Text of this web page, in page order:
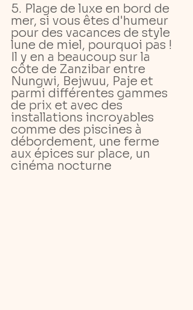
5. Plage de luxe en bord de
mer, si vous êtes d'humeur
pour des vacances de style
lune de miel, pourquoi pas !
Il y en a beaucoup sur la
côte de Zanzibar entre
Nungwi, Bejwuu, Paje et
parmi différentes gammes
de prix et avec des
installations incroyables
comme des piscines à
débordement, une ferme
aux épices sur place, un
cinéma nocturne